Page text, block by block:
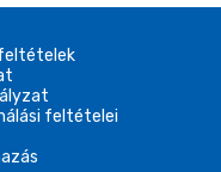
feltételei